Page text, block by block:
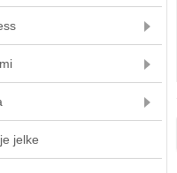
jelke